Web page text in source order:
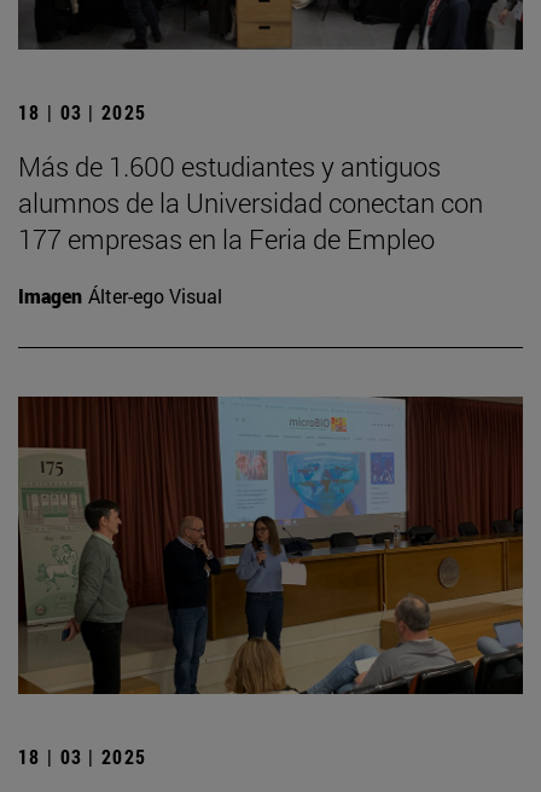
18 | 03 | 2025
Más de 1.600 estudiantes y antiguos
alumnos de la Universidad conectan con
177 empresas en la Feria de Empleo
Imagen Álter-ego Visual
18 | 03 | 2025